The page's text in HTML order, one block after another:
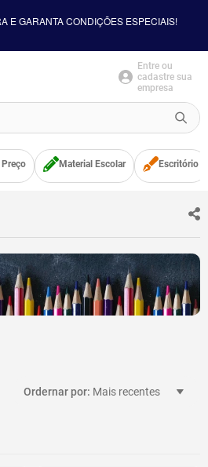
E GARANTA CONDIÇÕES ESPECIAIS!
Entre ou
cadastre sua
empresa
Material Escolar Escritório
Mais recentes
TERMOS MAIS BUSCADOS
1º
4º
food
5 º minecraft